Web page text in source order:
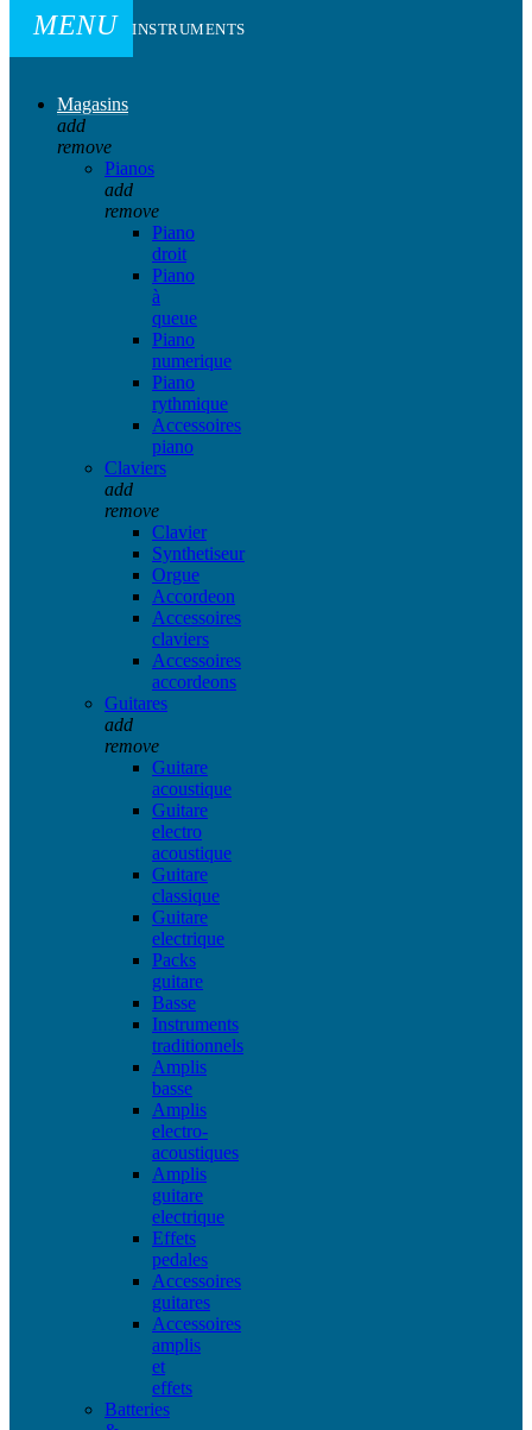
MENU INSTRUMENTS
Magasins
add
remove
Pianos
add
remove
Piano
droit
Piano
à
queue
Piano
numerique
Piano
rythmique
Accessoires
piano
Claviers
add
remove
Clavier
Synthetiseur
Orgue
Accordeon
Accessoires
claviers
Accessoires
accordeons
Guitares
add
remove
Guitare
acoustique
Guitare
electro
acoustique
Guitare
classique
Guitare
electrique
Packs
guitare
Basse
Instruments
traditionnels
Amplis
basse
Amplis
electro-
acoustiques
Amplis
guitare
electrique
Effets
pedales
Accessoires
guitares
Accessoires
amplis
et
effets
Batteries